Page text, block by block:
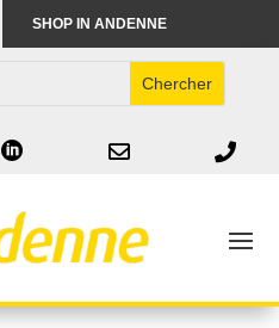
SHOP IN ANDENNE
  